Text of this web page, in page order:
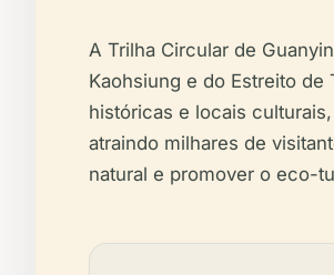
A Trilha Circular de
Kaohsiung e do Estreito
históricas e locais
atraindo milhares de
natural e promover o eco-